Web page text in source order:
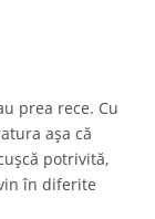
prea rece. Cu
așa că
potrivită,
în diferite